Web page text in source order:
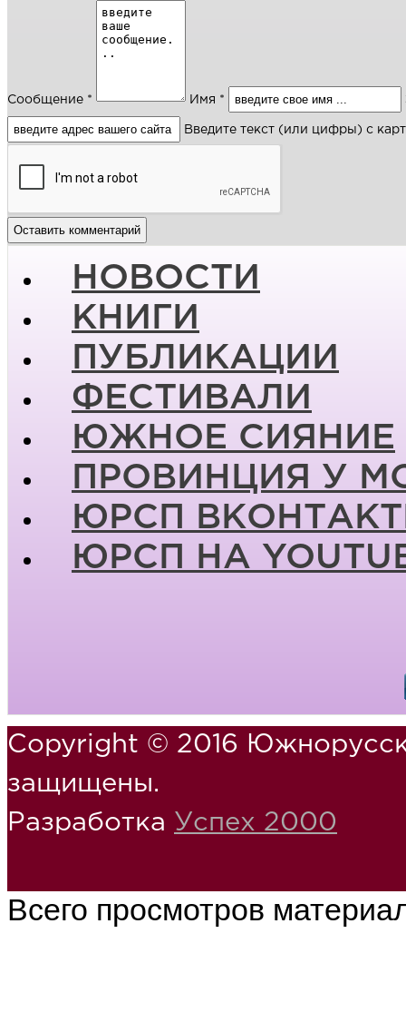
Сообщение * Имя *
Введите текст (или цифры) с
НОВОСТИ
КНИГИ
ПУБЛИКАЦИИ
ФЕСТИВАЛИ
ЮЖНОЕ СИЯНИЕ
ПРОВИНЦИЯ У
ЮРСП
ЮРСП НА
Copyright © 2016
защищены.
Разработка Успех 2000
Всего просмотров